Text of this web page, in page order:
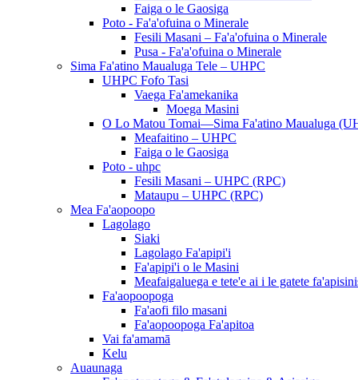
Faiga o le Gaosiga
Poto - Fa'a'ofuina o Minerale
Fesili Masani – Fa'a'ofuina o Minerale
Pusa - Fa'a'ofuina o Minerale
Sima Fa'atino Maualuga Tele – UHPC
UHPC Fofo Tasi
Vaega Fa'amekanika
Moega Masini
O Lo Matou Tomai—Sima Fa'atino Maualuga
Meafaitino – UHPC
Faiga o le Gaosiga
Poto - uhpc
Fesili Masani – UHPC (RPC)
Mataupu – UHPC (RPC)
Mea Fa'aopoopo
Lagolago
Siaki
Lagolago Fa'apipi'i
Fa'apipi'i o le Masini
Meafaigaluega e tete'e ai i le gatete
Fa'aopoopoga
Fa'aofi filo masani
Fa'aopoopoga Fa'apitoa
Vai fa'amamā
Kelu
Auaunaga